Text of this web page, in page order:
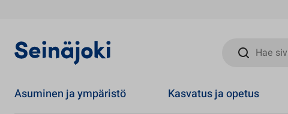
Hae sivustolta
Asuminen ja ympäristö Kasvatus ja opetus